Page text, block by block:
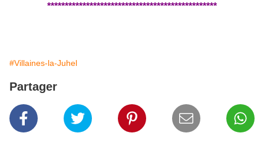
************************************************
#Villaines-la-Juhel
Partager